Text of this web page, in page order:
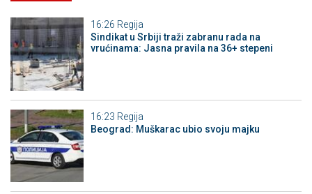
16:26 Regija
Sindikat u Srbiji traži zabranu rada na
vrućinama: Jasna pravila na 36+ stepeni
16:23 Regija
Beograd: Muškarac ubio svoju majku